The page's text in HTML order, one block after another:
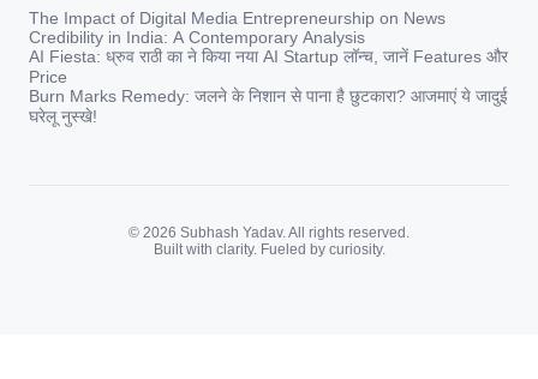
The Impact of Digital Media Entrepreneurship on News
Credibility in India: A Contemporary Analysis
AI Fiesta: ध्रुव राठी का ने किया नया AI Startup लॉन्च, जानें Features और
Price
Burn Marks Remedy: जलने के निशान से पाना है छुटकारा? आजमाएं ये जादुई
घरेलू नुस्खे!
© 2026 Subhash Yadav. All rights reserved.
Built with clarity. Fueled by curiosity.